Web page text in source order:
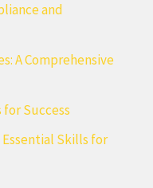
and
A Comprehensive
Success
Skills for